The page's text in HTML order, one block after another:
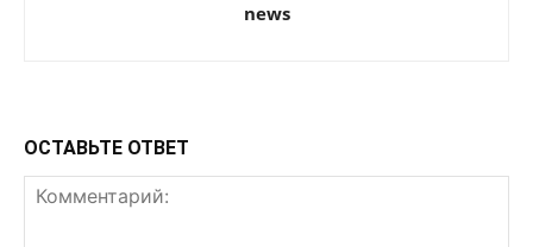
news
ОСТАВЬТЕ ОТВЕТ